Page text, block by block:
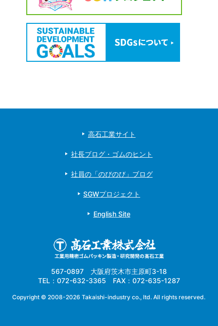
567-0897 大阪府茨木市主原町3-18
TEL：072-632-3365 FAX：072-635-1287
高石工業サイト
社長ブログ・ゴムのヒント
社員の「のびのび」ブログ
SGWプロジェクト
English Site
Copyright ©2008-2026 Takaishi-industry co., ltd. All rights reserved.